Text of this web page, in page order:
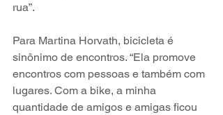
rua”.
Para Martina Horvath, bicicleta é
sinônimo de encontros. “Ela promove
encontros com pessoas e também com
lugares. Com a bike, a minha
quantidade de amigos e amigas ficou